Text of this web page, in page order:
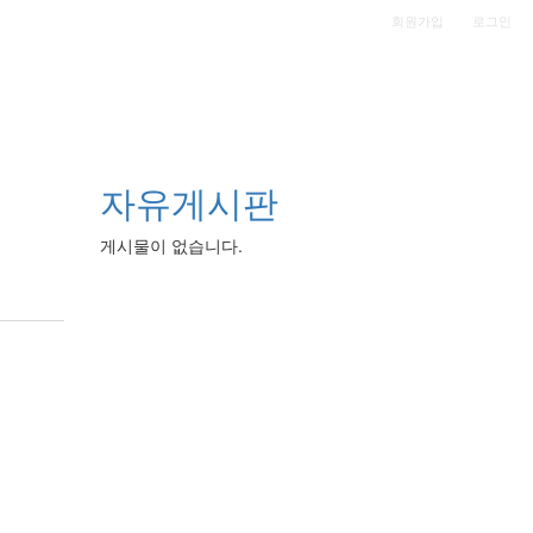
회원가입 로그인
자유게시판
게시물이 없습니다.